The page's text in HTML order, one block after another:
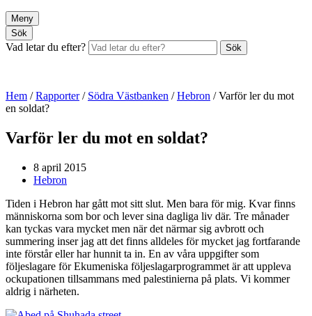
Meny
Sök
Vad letar du efter? Sök
Hem /Rapporter/ Södra Västbanken /Hebron /Varför ler du mot
en soldat?
Varför ler du mot en soldat?
8 april 2015
Hebron
Tiden i Hebron har gått mot sitt slut. Men bara för mig. Kvar finns
människorna som bor och lever sina dagliga liv där. Tre månader
kan tyckas vara mycket men när det närmar sig avbrott och
summering inser jag att det finns alldeles för mycket jag fortfarande
inte förstår eller har hunnit ta in. En av våra uppgifter som
följeslagare för Ekumeniska följeslagarprogrammet är att uppleva
ockupationen tillsammans med palestinierna på plats. Vi kommer
aldrig i närheten.